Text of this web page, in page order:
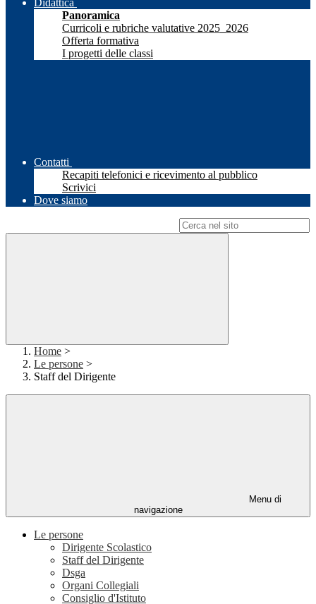
Didattica
Panoramica
Curricoli e rubriche valutative 2025_2026
Offerta formativa
I progetti delle classi
Contatti
Recapiti telefonici e ricevimento al pubblico
Scrivici
Dove siamo
Home >
Le persone >
Staff del Dirigente
Menu di
navigazione
Le persone
Dirigente Scolastico
Staff del Dirigente
Dsga
Organi Collegiali
Consiglio d'Istituto